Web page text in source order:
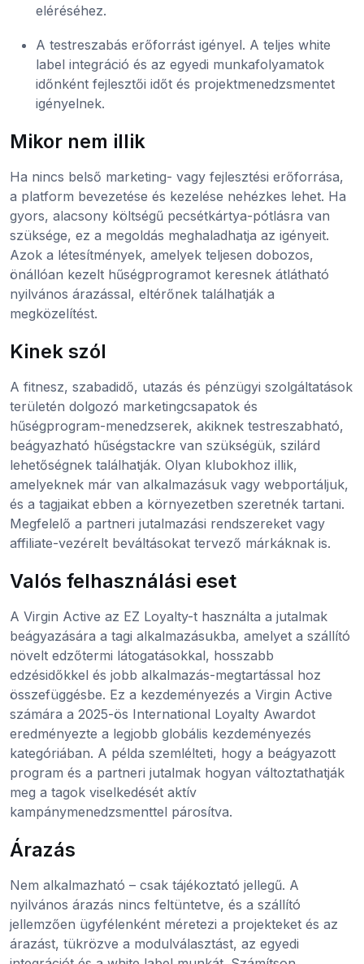
eléréséhez.
A testreszabás erőforrást igényel. A teljes white
label integráció és az egyedi munkafolyamatok
időnként fejlesztői időt és projektmenedzsmentet
igényelnek.
Mikor nem illik
Ha nincs belső marketing- vagy fejlesztési erőforrása,
a platform bevezetése és kezelése nehézkes lehet. Ha
gyors, alacsony költségű pecsétkártya-pótlásra van
szüksége, ez a megoldás meghaladhatja az igényeit.
Azok a létesítmények, amelyek teljesen dobozos,
önállóan kezelt hűségprogramot keresnek átlátható
nyilvános árazással, eltérőnek találhatják a
megközelítést.
Kinek szól
A fitnesz, szabadidő, utazás és pénzügyi szolgáltatások
területén dolgozó marketingcsapatok és
hűségprogram-menedzserek, akiknek testreszabható,
beágyazható hűségstackre van szükségük, szilárd
lehetőségnek találhatják. Olyan klubokhoz illik,
amelyeknek már van alkalmazásuk vagy webportáljuk,
és a tagjaikat ebben a környezetben szeretnék tartani.
Megfelelő a partneri jutalmazási rendszereket vagy
affiliate-vezérelt beváltásokat tervező márkáknak is.
Valós felhasználási eset
A Virgin Active az EZ Loyalty-t használta a jutalmak
beágyazására a tagi alkalmazásukba, amelyet a szállító
növelt edzőtermi látogatásokkal, hosszabb
edzésidőkkel és jobb alkalmazás-megtartással hoz
összefüggésbe. Ez a kezdeményezés a Virgin Active
számára a 2025-ös International Loyalty Awardot
eredményezte a legjobb globális kezdeményezés
kategóriában. A példa szemlélteti, hogy a beágyazott
program és a partneri jutalmak hogyan változtathatják
meg a tagok viselkedését aktív
kampánymenedzsmenttel párosítva.
Árazás
Nem alkalmazható – csak tájékoztató jellegű. A
nyilvános árazás nincs feltüntetve, és a szállító
jellemzően ügyfélenként méretezi a projekteket és az
árazást, tükrözve a modulválasztást, az egyedi